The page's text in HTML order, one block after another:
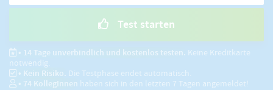
Test starten
• 14 Tage unverbindlich und kostenlos testen. Keine Kreditkarte
notwendig.
• Kein Risiko. Die Testphase endet automatisch.
• 74 KollegInnen haben sich in den letzten 7 Tagen angemeldet!